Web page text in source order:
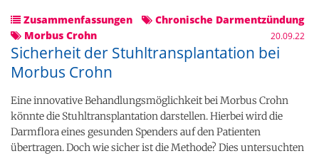
Zusammenfassungen
Chronische Darmentzündung
Morbus Crohn
20.09.22
Sicherheit der Stuhltransplantation bei
Morbus Crohn
Eine innovative Behandlungsmöglichkeit bei Morbus Crohn
könnte die Stuhltransplantation darstellen. Hierbei wird die
Darmflora eines gesunden Spenders auf den Patienten
übertragen. Doch wie sicher ist die Methode? Dies untersuchten